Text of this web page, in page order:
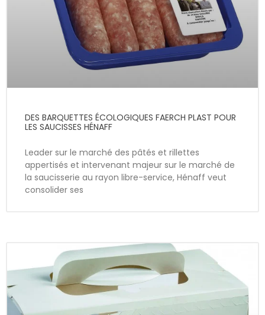
DES BARQUETTES ÉCOLOGIQUES FAERCH PLAST POUR
LES SAUCISSES HÉNAFF
Leader sur le marché des pâtés et rillettes
appertisés et intervenant majeur sur le marché de
la saucisserie au rayon libre-service, Hénaff veut
consolider ses